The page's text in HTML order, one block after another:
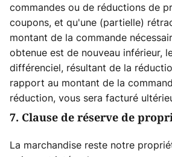
commandes ou de réductions de
coupons, et qu'une (partielle)
montant de la commande
obtenue est de nouveau inférieur,
différenciel, résultant de la
rapport au montant de la
réduction, vous sera facturé
7. Clause de réserve de
La marchandise reste notre